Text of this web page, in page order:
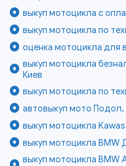
выкуп мотоцикла с
выкуп мотоцикла по
оценка мотоцикла для
выкуп мотоцикла
Киев
выкуп мотоцикла по
автовыкуп мото Подол,
выкуп мотоцикла
выкуп мотоцикла BMW
выкуп мотоцикла BMW